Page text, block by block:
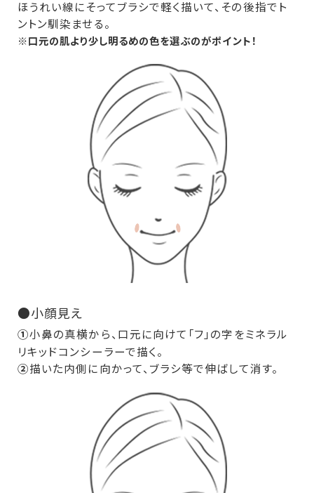
ほうれい線にそってブラシで軽く描いて、その後指でト
ントン馴染ませる。
※口元の肌より少し明るめの色を選ぶのがポイント！
●小顔見え
①小鼻の真横から、口元に向けて「フ」の字をミネラル
リキッドコンシーラーで描く。
②描いた内側に向かって、ブラシ等で伸ばして消す。